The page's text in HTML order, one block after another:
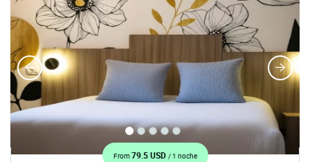
From 79.5 USD / 1 noche